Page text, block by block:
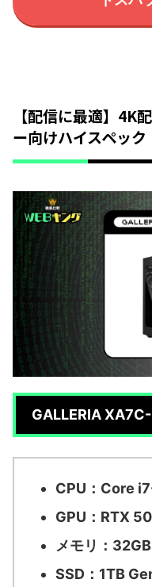
【配信に最適】4K
ー向けハイスペック
GALLERIA
CPU：Core
GPU：RTX
メモリ：32GB
SSD：1TB